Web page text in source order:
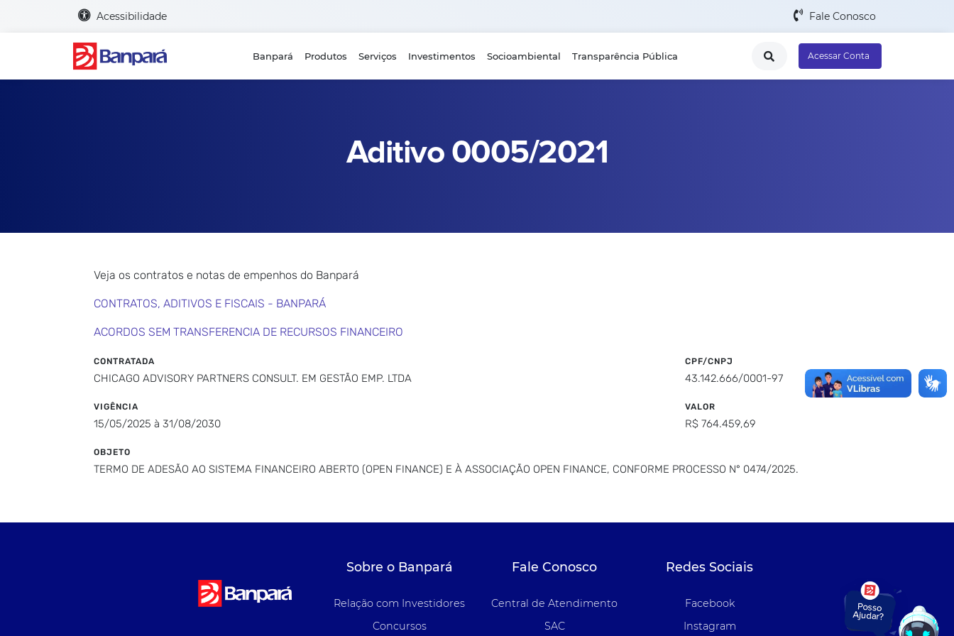
Acessibilidade Fale Conosco
Banpará Produtos Serviços Investimentos Socioambiental Transparência Pública Acessar Conta
Aditivo 0005/2021
Veja os contratos e notas de empenhos do Banpará
CONTRATOS, ADITIVOS E FISCAIS - BANPARÁ
ACORDOS SEM TRANSFERENCIA DE RECURSOS FINANCEIRO
CONTRATADA
CHICAGO ADVISORY PARTNERS CONSULT. EM GESTÃO EMP. LTDA
CPF/CNPJ
43.142.666/0001-97
VIGÊNCIA
15/05/2025 à 31/08/2030
VALOR
R$ 764.459,69
OBJETO
TERMO DE ADESÃO AO SISTEMA FINANCEIRO ABERTO (OPEN FINANCE) E À ASSOCIAÇÃO OPEN FINANCE, CONFORME PROCESSO N° 0474/2025.
Sobre o Banpará
Relação com Investidores
Concursos
Fale Conosco
Central de Atendimento
SAC
Redes Sociais
Facebook
Instagram